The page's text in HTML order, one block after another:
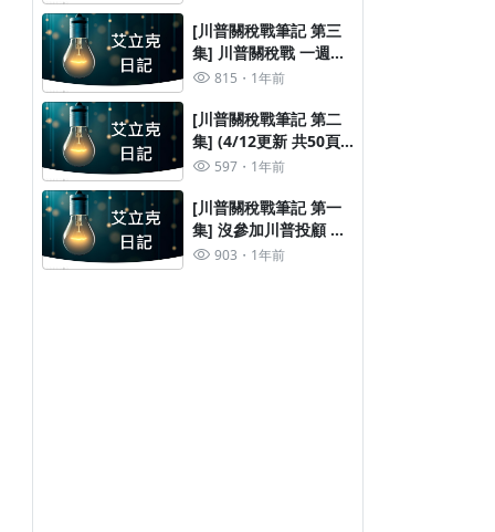
[川普關稅戰筆記 第三
集] 川普關稅戰 一週後
815 1年前
[川普關稅戰筆記 第二
集] (4/12更新 共50頁)
沒參加川普投顧 帳損
597 1年前
[川普關稅戰筆記 第一
集] 沒參加川普投顧 帳
損1000多萬 的心得報
903 1年前